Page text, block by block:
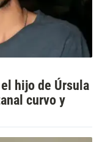
hijo de Úrsula
curvo y